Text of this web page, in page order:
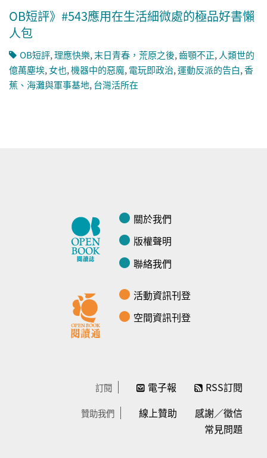
OB短評》#543應用在生活細微處的極品好書懶
人包
OB短評,理應快樂,末日青春，荒原之後,齒顎不正,人類世的
億萬塵埃,女也,機器中的惡魔,電玩即政治,運動反派的告白,香
蕉、海灘與軍事基地,台灣活所在
關於我們
版權聲明
聯絡我們
活動資訊刊登
空間資訊刊登
訂閱 電子報 RSS訂閱
贊助我們 線上贊助
感謝／徵信
常見問題